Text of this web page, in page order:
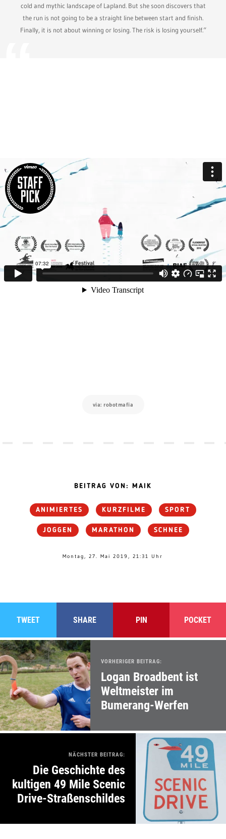
cold and mythic landscape of Lapland. But she soon discovers that
the run is not going to be a straight line between start and finish.
Finally, it is not about winning or losing. The risk is losing yourself.“
via: robotmafia
BEITRAG VON: MAIK
ANIMIERTES KURZFILME SPORT
JOGGEN MARATHON SCHNEE
Montag, 27. Mai 2019, 21:31 Uhr
TWEET SHARE PIN POCKET
VORHERIGER BEITRAG:
Logan Broadbent ist
Weltmeister im
Bumerang-Werfen
NÄCHSTER BEITRAG:
Die Geschichte des
kultigen 49 Mile Scenic
Drive-Straßenschildes